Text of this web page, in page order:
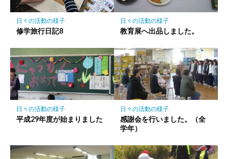
に
日々の活動の様子
修学旅行日記8
日々の活動の様子
教育展へ出品しました。
日々の活動の様子
平成29年度が始まりました
日々の活動の様子
感謝会を行いました。（全
学年）